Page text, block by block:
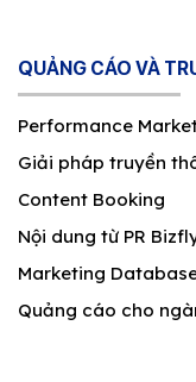
QUẢNG CÁO VÀ
Performance
Giải pháp truyền
Content Booking
Nội dung từ PR
Marketing
Quảng cáo cho